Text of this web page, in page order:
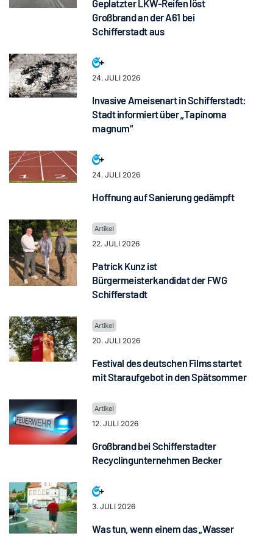
Geplatzter LKW-Reifen löst
Großbrand an der A61 bei
Schifferstadt aus
24. JULI 2026
Invasive Ameisenart in Schifferstadt:
Stadt informiert über „Tapinoma
magnum“
24. JULI 2026
Hoffnung auf Sanierung gedämpft
22. JULI 2026
Patrick Kunz ist
Bürgermeisterkandidat der FWG
Schifferstadt
20. JULI 2026
Festival des deutschen Films startet
mit Staraufgebot in den Spätsommer
12. JULI 2026
Großbrand bei Schifferstadter
Recyclingunternehmen Becker
3. JULI 2026
Was tun, wenn einem das „Wasser